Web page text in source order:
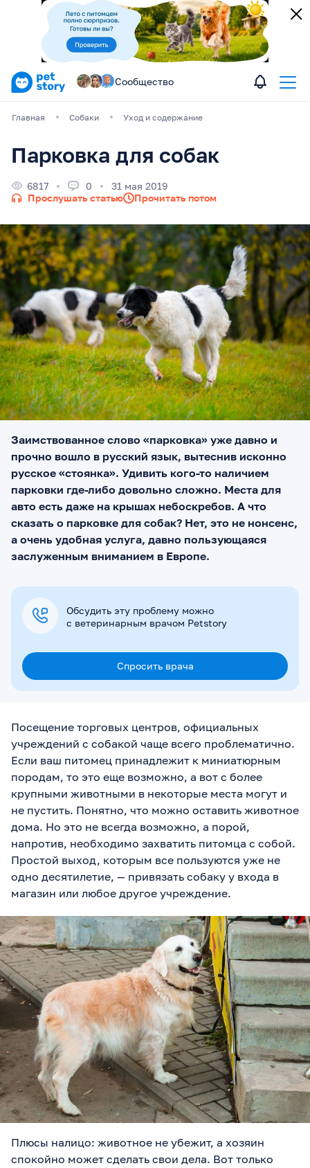
Сообщество
Главная Собаки Уход и содержание
Парковка для собак
6817 0
31 мая 2019
Прослушать статью
Прочитать потом
Заимствованное слово «парковка» уже давно и
прочно вошло в русский язык, вытеснив исконно
русское «стоянка». Удивить кого-то наличием
парковки где-либо довольно сложно. Места для
авто есть даже на крышах небоскребов. А что
сказать о парковке для собак? Нет, это не нонсенс,
а очень удобная услуга, давно пользующаяся
заслуженным вниманием в Европе.
Обсудить эту проблему можно
с ветеринарным врачом Petstory
Спросить врача
Посещение торговых центров, официальных
учреждений с собакой чаще всего проблематично.
Если ваш питомец принадлежит к миниатюрным
породам, то это еще возможно, а вот с более
крупными животными в некоторые места могут и
не пустить. Понятно, что можно оставить животное
дома. Но это не всегда возможно, а порой,
напротив, необходимо захватить питомца с собой.
Простой выход, которым все пользуются уже не
одно десятилетие, — привязать собаку у входа в
магазин или любое другое учреждение.
Плюсы налицо: животное не убежит, а хозяин
спокойно может сделать свои дела. Вот только